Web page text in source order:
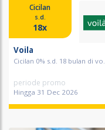
Cicilan
s.d.
18x
Voila
Cicilan 0% s.d. 18 bulan di vo...
periode promo
Hingga 31 Dec 2026